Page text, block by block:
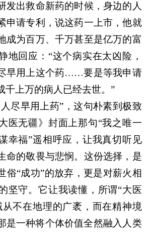
发出救命新药的时候，身边的人
申请专利，说这药一上市，他就
成为百万、千万甚至是亿万的富
地回应：“这个病实在太凶险，
早用上这个药……要是等我申请
千上万的病人已经去世。”
尽早用上药”，这句朴素到极致
医无疆》封面上那句“我之唯一
幸福”遥相呼应，让我真切听见
命的敬畏与悲悯。这份选择，是
俗“成功”的放弃，更是对薪火相
坚守。它让我读懂，所谓“大医
从不在地理的广袤，而在精神境
一种将个体价值全然融入人类